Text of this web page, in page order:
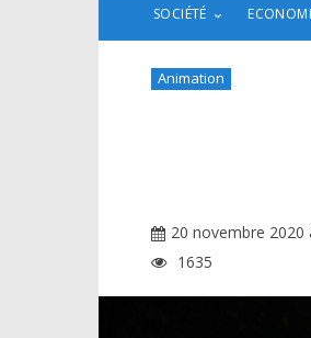
SOCIÉTÉ
Animation
20 novembre 2020
1635